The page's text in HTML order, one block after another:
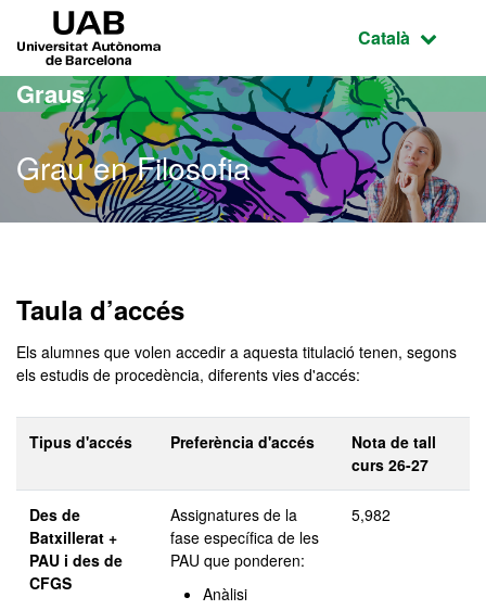
Ves al contingut principal
Ves a la navegació de la pàgina
Idioma
Català
Graus
Grau en Filosofia
Taula d’accés
Els alumnes que volen accedir a aquesta titulació tenen, segons
els estudis de procedència, diferents vies d'accés:
Tipus d'accés Preferència d'accés
Nota de tall
curs 26-27
Des de
Batxillerat +
PAU i des de
CFGS
Assignatures de la
fase específica de les
PAU que ponderen:
Anàlisi
5,982